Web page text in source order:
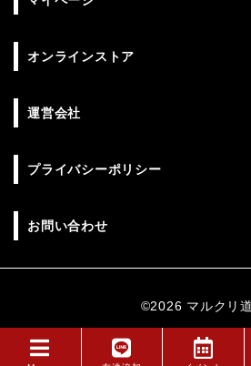
オンラインストア
運営会社
プライバシーポリシー
お問い合わせ
©︎2026 マルクリ